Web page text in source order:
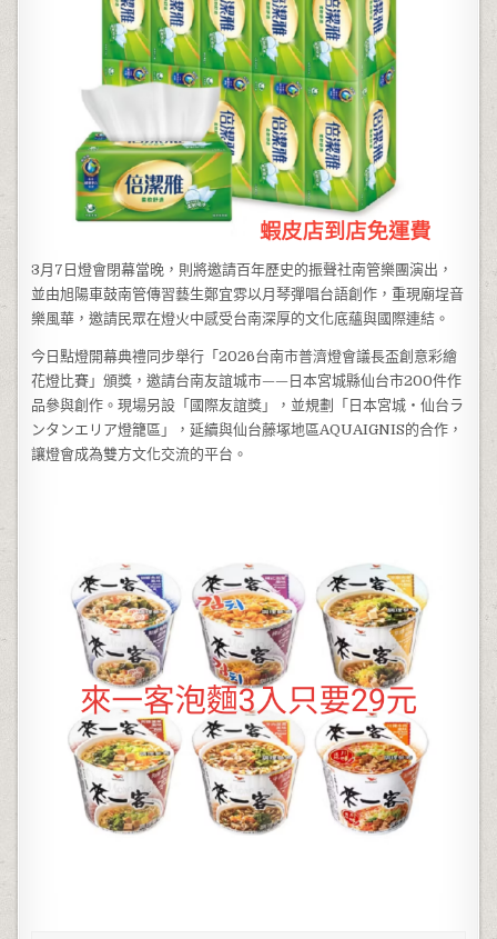
3月7日燈會閉幕當晚，則將邀請百年歷史的振聲社南管樂團演出，
並由旭陽車鼓南管傳習藝生鄭宜雰以月琴彈唱台語創作，重現廟埕音
樂風華，邀請民眾在燈火中感受台南深厚的文化底蘊與國際連結。
今日點燈開幕典禮同步舉行「2026台南市普濟燈會議長盃創意彩繪
花燈比賽」頒獎，邀請台南友誼城市——日本宮城縣仙台市200件作
品參與創作。現場另設「國際友誼獎」，並規劃「日本宮城・仙台ラ
ンタンエリア燈籠區」，延續與仙台藤塚地區AQUAIGNIS的合作，
讓燈會成為雙方文化交流的平台。